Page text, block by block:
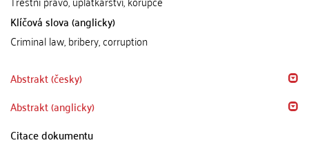
Klíčová slova (anglicky)
Criminal law, bribery, corruption
Abstrakt (česky)
Abstrakt (anglicky)
Citace dokumentu